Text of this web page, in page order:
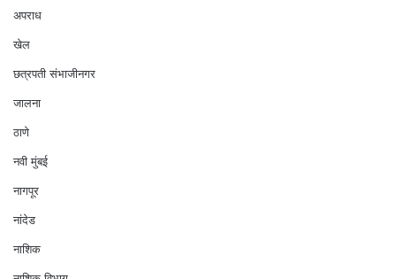
अपराध
खेल
छत्रपती संभाजीनगर
जालना
ठाणे
नवी मुंबई
नागपूर
नांदेड
नाशिक